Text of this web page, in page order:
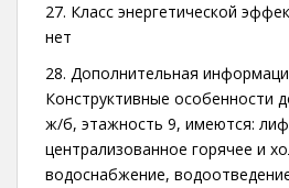
27. Класс энергетической
нет
28. Дополнительная
Конструктивные особенности
ж/б, этажность 9, имеются:
централизованное горячее и
водоснабжение,